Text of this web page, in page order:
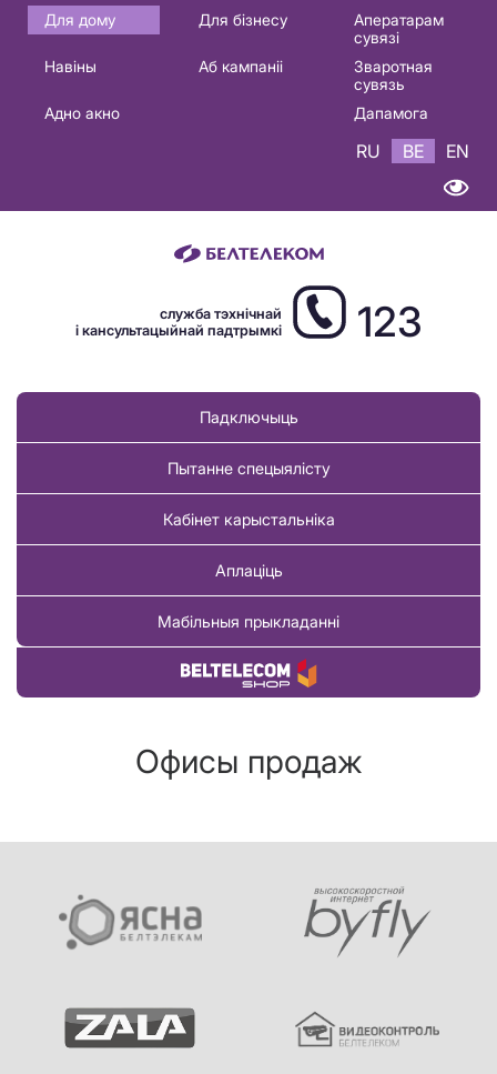
Основная
навигация
Для дому Для бізнесу
Аператарам
сувязі
Навіны
Аб кампаніі
Зваротная
сувязь
Адно акно
Дапамога
RU BE EN
служба тэхнічнай
і кансультацыйнай падтрымкі
123
Падключыць
Пытанне спецыялісту
Кабінет карыстальніка
Аплаціць
Мабільныя прыкладанні
Купіць тавар
Офисы продаж